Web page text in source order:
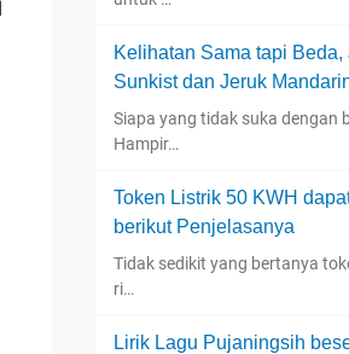
Kelihatan Sama tapi Beda,
Sunkist dan Jeruk
Siapa yang tidak suka dengan
Hampir…
Token Listrik 50 KWH
berikut Penjelasanya
Tidak sedikit yang bertanya
ri…
Lirik Lagu Pujaningsih